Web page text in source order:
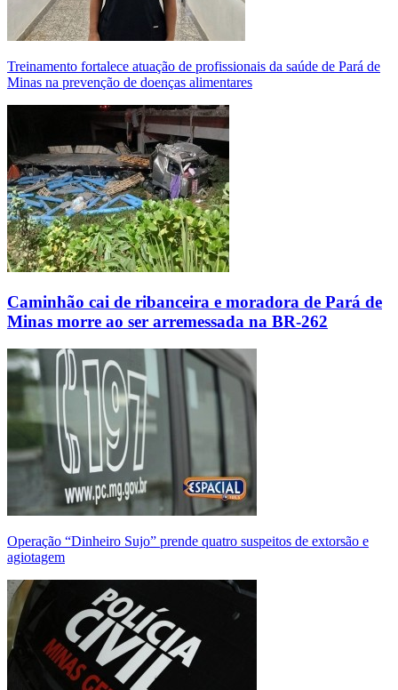
Treinamento fortalece atuação de profissionais da saúde de Pará de
Minas na prevenção de doenças alimentares
Caminhão cai de ribanceira e moradora de Pará de
Minas morre ao ser arremessada na BR-262
Operação “Dinheiro Sujo” prende quatro suspeitos de extorsão e
agiotagem